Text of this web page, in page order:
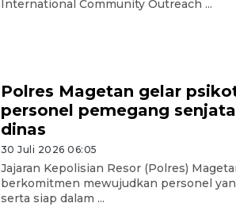
International Community Outreach ...
Polres Magetan gelar
personel pemegang
dinas
30 Juli 2026 06:05
Jajaran Kepolisian Resor (Polres)
berkomitmen mewujudkan personel
serta siap dalam ...